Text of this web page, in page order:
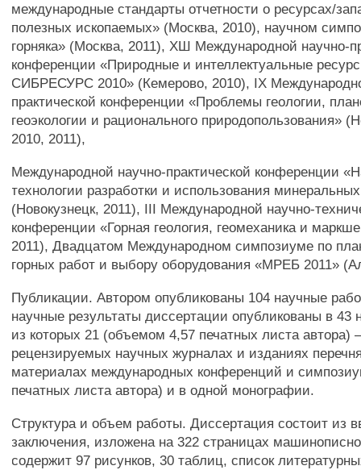
международные стандарты отчетности о ресурсах/
полезных ископаемых» (Москва, 2010), научном
горняка» (Москва, 2011), ХШ Международной научно-
конференции «Природные и интеллектуальные
СИБРЕСУРС 2010» (Кемерово, 2010), IX
практической конференции «Проблемы геологии,
геоэкологии и рационального природопользования»
2010, 2011),
Международной научно-практической конференции
технологии разработки и использования
(Новокузнецк, 2011), III Международной научно-
конференции «Горная геология, геомеханика и
2011), Двадцатом Международном симпозиуме по
горных работ и выбору оборудования «МРЕБ 2011»
Публикации. Автором опубликованы 104 научные
научные результаты диссертации опубликованы в 43
из которых 21 (объемом 4,57 печатных листа автора)
рецензируемых научных журналах и изданиях
материалах международных конференций и
печатных листа автора) и в одной монографии.
Структура и объем работы. Диссертация состоит из
заключения, изложена на 322 страницах
содержит 97 рисунков, 30 таблиц, список